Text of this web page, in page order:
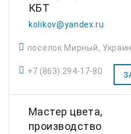
КБТ
kolikov@yandex.ru
поселок Мирный,
+7 (863) 294-17-80
Мастер цвета,
производство